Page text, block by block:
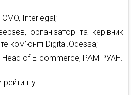
Interlegal;
організатор та керівник
ком’юніті Digital.Odessa;
of E-commerce, РАМ РУАН.
рейтингу: